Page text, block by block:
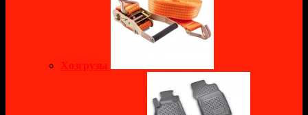
Хозгрузы